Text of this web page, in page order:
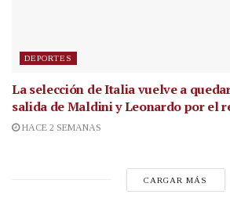
DEPORTES
La selección de Italia vuelve a
salida de Maldini y Leonardo por el
HACE 2 SEMANAS
CARGAR MÁS